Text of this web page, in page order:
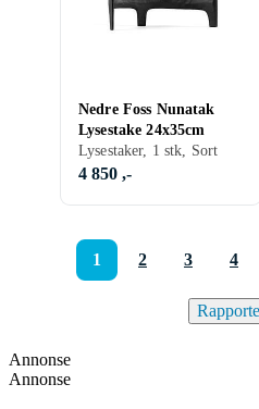
Nedre Foss Nunatak
Lysestake 24x35cm
Lysestaker, 1 stk, Sort
4 850 ,-
1 2 3 4
Annonse
Annonse